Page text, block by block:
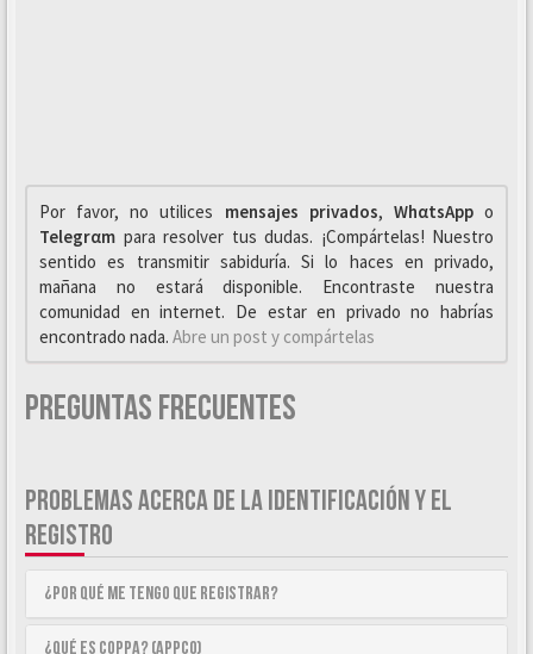
Por favor, no utilices mensajes privados, WhαtsAppo
Telegrαm para resolver tus dudas. ¡Compártelas! Nuestro
sentido es transmitir sabiduría. Si lo haces en privado,
mañana no estará disponible. Encontraste nuestra
comunidad en internet. De estar en privado no habrías
encontrado nada. Abre un post y compártelas
Preguntas Frecuentes
PROBLEMAS ACERCA DE LA IDENTIFICACIÓN Y EL
REGISTRO
¿Por qué me tengo que registrar?
¿Qué es COPPA? (APPCO)